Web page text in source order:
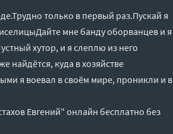
только в первый раз.Пускай я
мне банду оборванцев и я
хутор, и я слеплю из него
куда в хозяйстве
я воевал в своём мире, проникли и в
Евгений" онлайн бесплатно без